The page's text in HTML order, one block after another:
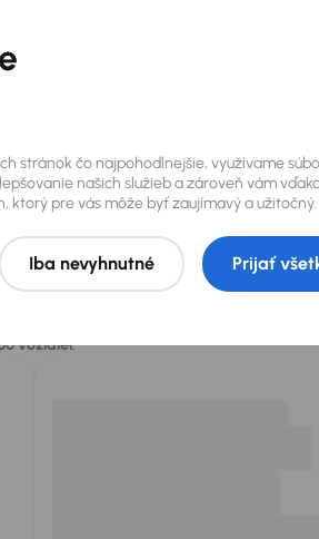
vozidiel.
stránok čo najpohodlnejšie, využívame
našich služieb a zároveň vám
ktorý pre vás môže byť zaujímavý a užitočný.
Iba nevyhnutné Prijať